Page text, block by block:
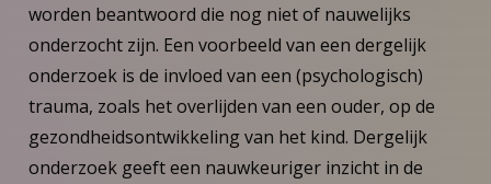
worden beantwoord die nog niet of nauwelijks
onderzocht zijn. Een voorbeeld van een dergelijk
onderzoek is de invloed van een (psychologisch)
trauma, zoals het overlijden van een ouder, op de
gezondheidsontwikkeling van het kind. Dergelijk
onderzoek geeft een nauwkeuriger inzicht in de